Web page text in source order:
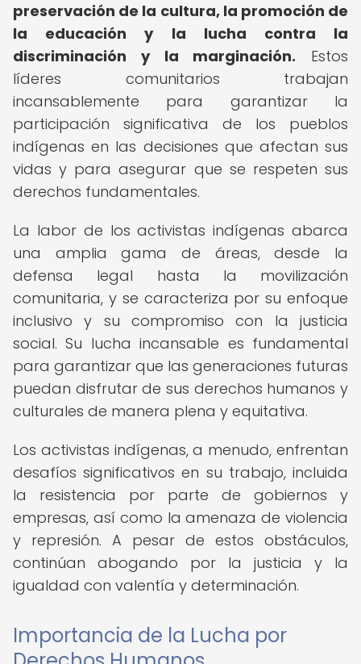
preservación de la cultura, la promoción de
la educación y la lucha contra la
discriminación y la marginación. Estos
líderes comunitarios trabajan
incansablemente para garantizar la
participación significativa de los pueblos
indígenas en las decisiones que afectan sus
vidas y para asegurar que se respeten sus
derechos fundamentales.
La labor de los activistas indígenas abarca
una amplia gama de áreas, desde la
defensa legal hasta la movilización
comunitaria, y se caracteriza por su enfoque
inclusivo y su compromiso con la justicia
social. Su lucha incansable es fundamental
para garantizar que las generaciones futuras
puedan disfrutar de sus derechos humanos y
culturales de manera plena y equitativa.
Los activistas indígenas, a menudo, enfrentan
desafíos significativos en su trabajo, incluida
la resistencia por parte de gobiernos y
empresas, así como la amenaza de violencia
y represión. A pesar de estos obstáculos,
continúan abogando por la justicia y la
igualdad con valentía y determinación.
Importancia de la Lucha por